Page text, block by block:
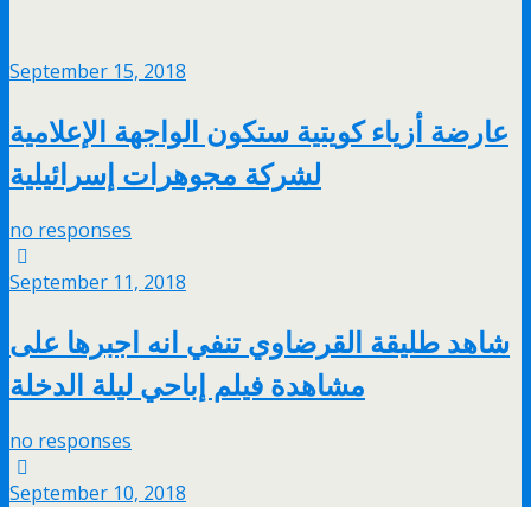
September 15, 2018
عارضة أزياء كويتية ستكون الواجهة الإعلامية
لشركة مجوهرات إسرائيلية
no responses
September 11, 2018
شاهد طليقة القرضاوي تنفي انه اجبرها على
مشاهدة فيلم إباحي ليلة الدخلة
no responses
September 10, 2018